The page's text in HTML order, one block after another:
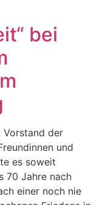
bei
Vorstand der
und
es soweit
70 Jahre nach
einer noch nie